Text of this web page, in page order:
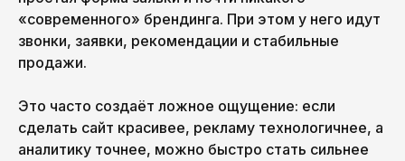
«современного» брендинга. При этом у него идут
звонки, заявки, рекомендации и стабильные
продажи.
Это часто создаёт ложное ощущение: если
сделать сайт красивее, рекламу технологичнее, а
аналитику точнее, можно быстро стать сильнее